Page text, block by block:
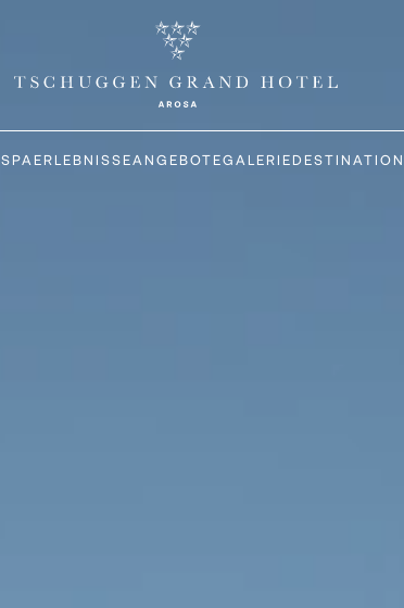
SPA ERLEBNISSEANGEBOTEGALERIEDESTINATION